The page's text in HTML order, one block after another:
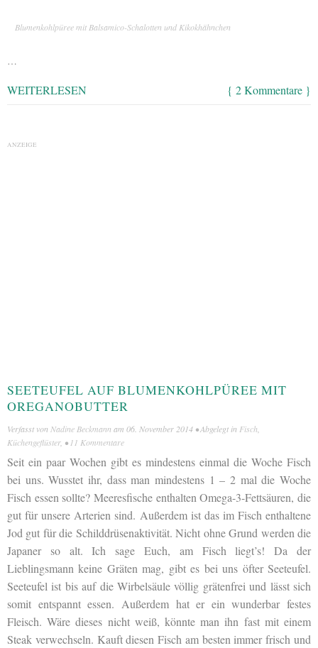
Blumenkohlpüree mit Balsamico-Schalotten und Kikokhähnchen
…
WEITERLESEN { 2 Kommentare }
ANZEIGE
SEETEUFEL AUF BLUMENKOHLPÜREE MIT
OREGANOBUTTER
Verfasst von Nadine Beckmann am 06. November 2014 • Abgelegt in Fisch
Küchengeflüster, • 11 Kommentare
Seit ein paar Wochen gibt es mindestens einmal die Woche Fisch
bei uns. Wusstet ihr, dass man mindestens 1 – 2 mal die Woche
Fisch essen sollte? Meeresfische enthalten Omega-3-Fettsäuren, die
gut für unsere Arterien sind. Außerdem ist das im Fisch enthaltene
Jod gut für die Schilddrüsenaktivität. Nicht ohne Grund werden die
Japaner so alt. Ich sage Euch, am Fisch liegt’s! Da der
Lieblingsmann keine Gräten mag, gibt es bei uns öfter Seeteufel.
Seeteufel ist bis auf die Wirbelsäule völlig grätenfrei und lässt sich
somit entspannt essen. Außerdem hat er ein wunderbar festes
Fleisch. Wäre dieses nicht weiß, könnte man ihn fast mit einem
Steak verwechseln. Kauft diesen Fisch am besten immer frisch und